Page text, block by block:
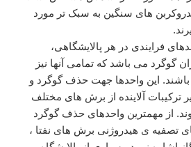
­های سنگین به سبک ­تر مورد
فرایندی در هر پالایشگاهی،
گوگرد می­ باشد که تمامی آنها نیز
این واحدها جهت حذف گوگرد و
ترکیبات آلاینده از برش ­های مختلف
از مهمترین واحدهای حذف گوگرد
تصفیه ی هیدروژنی برش ­های نفتا ،